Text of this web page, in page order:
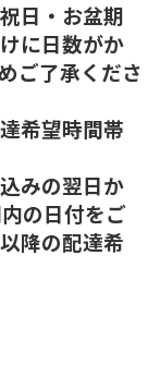
日・お盆期
に日数がか
ご了承くださ
希望時間帯
みの翌日か
の日付をご
降の配達希